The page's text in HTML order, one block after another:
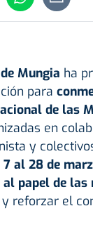
Mungia ha
para
de las
en
y
al 28 de
papel de las
reforzar el